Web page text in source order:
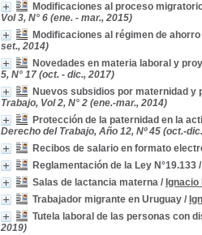
Modificaciones al proceso
Vol 3, N° 6 (ene. - mar., 2015)
Modificaciones al régimen de
set., 2014)
Novedades en materia laboral y
5, N° 17 (oct. - dic., 2017)
Nuevos subsidios por maternidad y
Trabajo, Vol 2, N° 2 (ene.-mar., 2014)
Protección de la paternidad en la
Derecho del Trabajo, Año 12, Nº 45 (oct.-
Recibos de salario en formato
Reglamentación de la Ley N°19.133
Salas de lactancia materna / Ignacio
Trabajador migrante en Uruguay /
Tutela laboral de las personas con
2019)